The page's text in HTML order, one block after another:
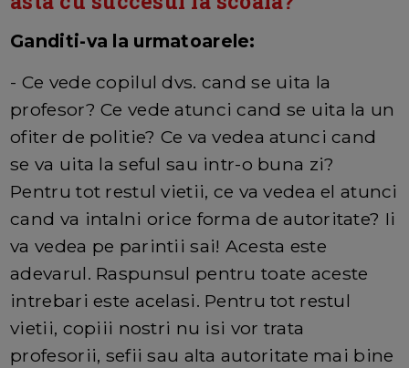
Ganditi-va la urmatoarele:
- Ce vede copilul dvs. cand se uita la
profesor? Ce vede atunci cand se uita la un
ofiter de politie? Ce va vedea atunci cand
se va uita la seful sau intr-o buna zi?
Pentru tot restul vietii, ce va vedea el atunci
cand va intalni orice forma de autoritate? Ii
va vedea pe parintii sai! Acesta este
adevarul. Raspunsul pentru toate aceste
intrebari este acelasi. Pentru tot restul
vietii, copiii nostri nu isi vor trata
profesorii, sefii sau alta autoritate mai bine